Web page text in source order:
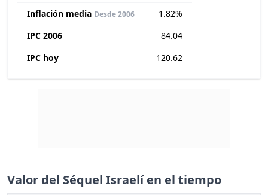
Inflación media Desde 2006
1.82%
IPC 2006
84.04
IPC hoy
120.62
Valor del Séquel Israelí en el tiempo